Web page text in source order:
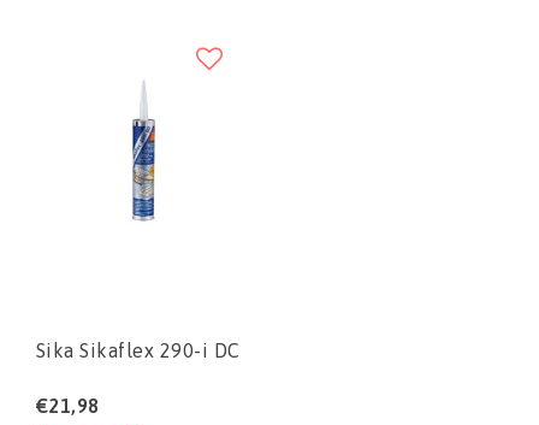
Sika Sikaflex 290-i DC
€21,98